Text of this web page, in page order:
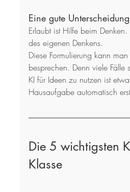
Eine gute
Erlaubt ist Hilfe beim
des eigenen Denkens.
Diese Formulierung kann
besprechen. Denn viele
KI für Ideen zu nutzen ist
Hausaufgabe automatisch
Die 5 wichtigsten
Klasse